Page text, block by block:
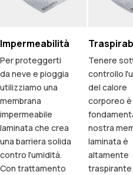
Impermeabilità
Per proteggerti
da neve e pioggia
utilizziamo una
membrana
impermeabile
laminata che crea
una barriera solida
contro l'umidità.
Con trattamento
Tenere
controllo
del calore
corporeo è
nostra
laminata è
altamente
traspirante